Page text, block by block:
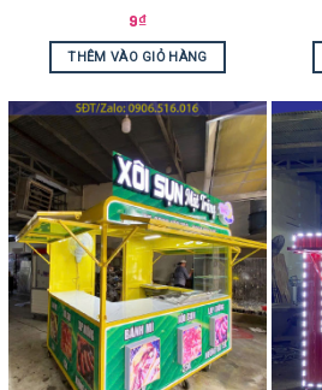
9₫
THÊM VÀO GIỎ HÀNG